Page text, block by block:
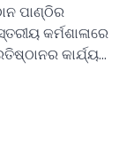
ପାଣ୍ଠିର
କର୍ମଶାଳାରେ
କାର୍ଯ୍ୟ…